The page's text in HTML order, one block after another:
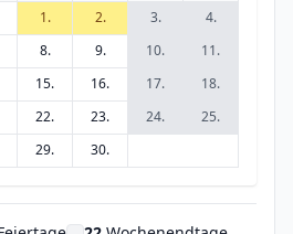
1.
2. 3.
4.
8. 9. 10.
11.
15. 16. 17.
18.
22. 23. 24.
25.
29. 30.